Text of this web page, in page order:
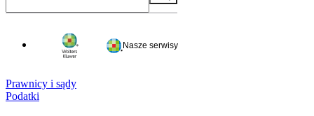
Nasze serwisy
Prawnicy i sądy
Podatki